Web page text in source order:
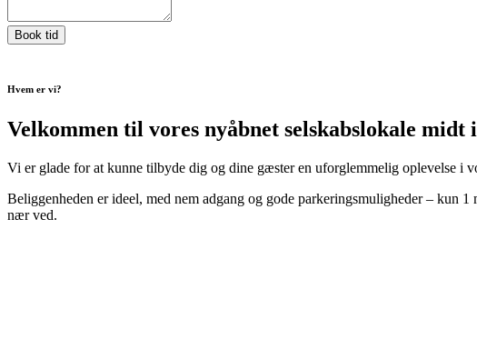
Book tid
Hvem er vi?
Velkommen til vores nyåbnet selskabslokale
Vi er glade for at kunne tilbyde dig og dine gæster en uforglemmelig oplevelse i
Beliggenheden er ideel, med nem adgang og gode parkeringsmuligheder – kun
nær ved.